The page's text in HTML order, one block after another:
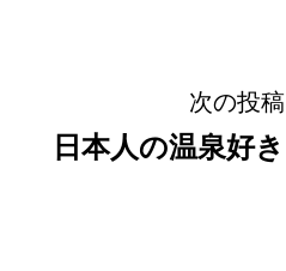
次の投稿
日本人の温泉好き